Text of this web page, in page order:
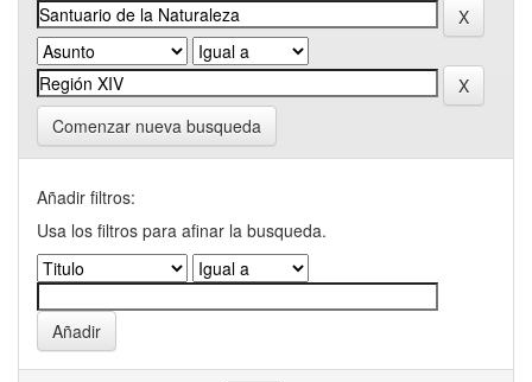
Comenzar nueva busqueda
Añadir filtros:
Usa los filtros para afinar la busqueda.